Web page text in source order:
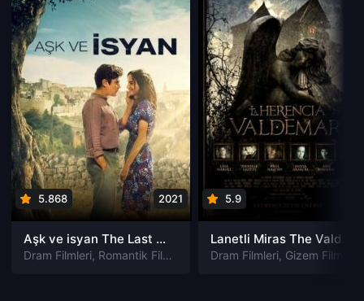
5.868 2021
Aşk ve isyan The Last Parasido izle
Dram Filmleri, Romantik Filmleri
5.9
Dram Filmleri, Gizem Filmleri